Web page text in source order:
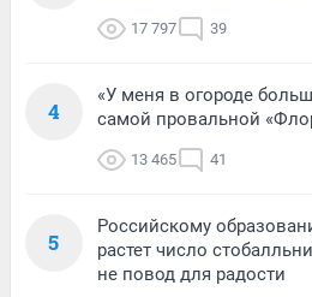
17 797 39
4
«У меня в огороде
самой провальной
13 465 41
5
Российскому
растет число
не повод для радости